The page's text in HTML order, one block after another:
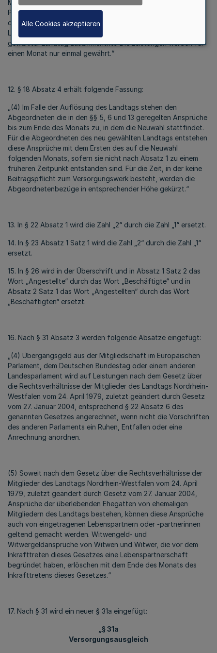
Monats, in dem seine Mitgliedschaft endet. Mitglieder des
Präsidiums und des Ständigen Ausschusses gemäß Artikel 40
der Landesverfassung erhalten die in Satz 1 genannten
Leistungen bis zum Ende des Monats, in dem ein neu
gewählter Landtag zusammentritt. Die Leistungen werden für
einen Monat nur einmal gewährt.“
12. § 18 Absatz 4 erhält folgende Fassung:
„(4) Im Falle der Auflösung des Landtags stehen den
Abgeordneten die in den §§ 5, 6 und 13 geregelten Ansprüche
bis zum Ende des Monats zu, in dem die Neuwahl stattfindet.
Für die Abgeordneten des neu gewählten Landtags entstehen
diese Ansprüche mit dem Ersten des auf die Neuwahl
folgenden Monats, sofern sie nicht nach Absatz 1 zu einem
früheren Zeitpunkt entstanden sind. Für die Zeit, in der keine
Beitragspflicht zum Versorgungswerk besteht, werden die
Abgeordnetenbezüge in entsprechender Höhe gekürzt.“
13. In § 22 Absatz 1 wird die Zahl „2“ durch die Zahl „1“ ersetzt.
14. In § 23 Absatz 1 Satz 1 wird die Zahl „2“ durch die Zahl „1“
ersetzt.
15. In § 26 wird in der Überschrift und in Absatz 1 Satz 2 das
Wort „Angestellte“ durch das Wort „Beschäftigte“ und in
Absatz 2 Satz 1 das Wort „Angestellten“ durch das Wort
„Beschäftigten“ ersetzt.
16. Nach § 31 Absatz 3 werden folgende Absätze eingefügt:
„(4) Übergangsgeld aus der Mitgliedschaft im Europäischen
Parlament, dem Deutschen Bundestag oder einem anderen
Landesparlament wird auf Leistungen nach dem Gesetz über
die Rechtsverhältnisse der Mitglieder des Landtags Nordrhein-
Westfalen vom 24. April 1979, zuletzt geändert durch Gesetz
vom 27. Januar 2004, entsprechend § 22 Absatz 6 des
genannten Gesetzes angerechnet, wenn nicht die Vorschriften
des anderen Parlaments ein Ruhen, Entfallen oder eine
Anrechnung anordnen.
(5) Soweit nach dem Gesetz über die Rechtsverhältnisse der
Mitglieder des Landtags Nordrhein-Westfalen vom 24. April
1979, zuletzt geändert durch Gesetz vom 27. Januar 2004,
Ansprüche der überlebenden Ehegatten von ehemaligen
Mitgliedern des Landtags bestehen, können diese Ansprüche
auch von eingetragenen Lebenspartnern oder -partnerinnen
geltend gemacht werden. Witwengeld- und
Witwergeldansprüche von Witwen und Witwer, die vor dem
Inkrafttreten dieses Gesetzes eine Lebenspartnerschaft
begründet haben, erlöschen mit dem Ende des Monats des
Inkrafttretens dieses Gesetzes.“
17. Nach § 31 wird ein neuer § 31a eingefügt:
„§ 31a
Versorgungsausgleich
Alle Cookies akzeptieren